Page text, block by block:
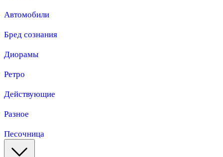
Автомобили
Бред сознания
Диорамы
Ретро
Действующие
Разное
Песочница